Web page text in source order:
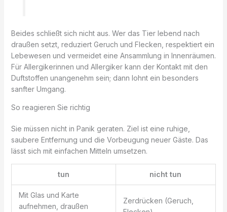
Beides schließt sich nicht aus. Wer das Tier lebend nach
draußen setzt, reduziert Geruch und Flecken, respektiert ein
Lebewesen und vermeidet eine Ansammlung in Innenräumen.
Für Allergikerinnen und Allergiker kann der Kontakt mit den
Duftstoffen unangenehm sein; dann lohnt ein besonders
sanfter Umgang.
So reagieren Sie richtig
Sie müssen nicht in Panik geraten. Ziel ist eine ruhige,
saubere Entfernung und die Vorbeugung neuer Gäste. Das
lässt sich mit einfachen Mitteln umsetzen.
tun nicht tun
Mit Glas und Karte
aufnehmen, draußen
Zerdrücken (Geruch,